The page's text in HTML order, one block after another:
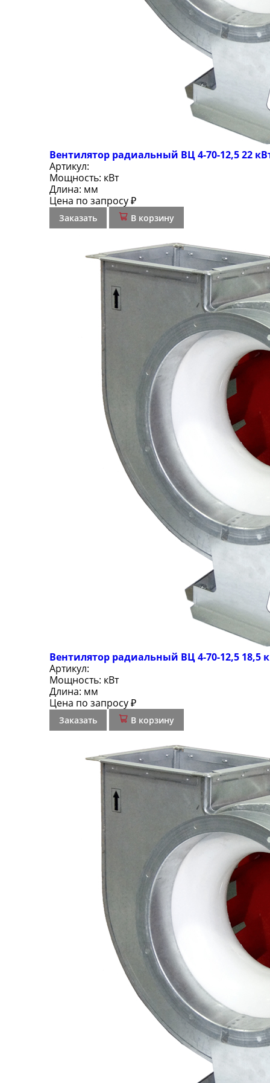
Вентилятор радиальный ВЦ 4-70-12,5 22
Артикул:
Мощность: кВт
Длина: мм
Цена по запросу ₽
Заказать В корзину
Вентилятор радиальный ВЦ 4-70-12,5 18,5
Артикул:
Мощность: кВт
Длина: мм
Цена по запросу ₽
Заказать В корзину